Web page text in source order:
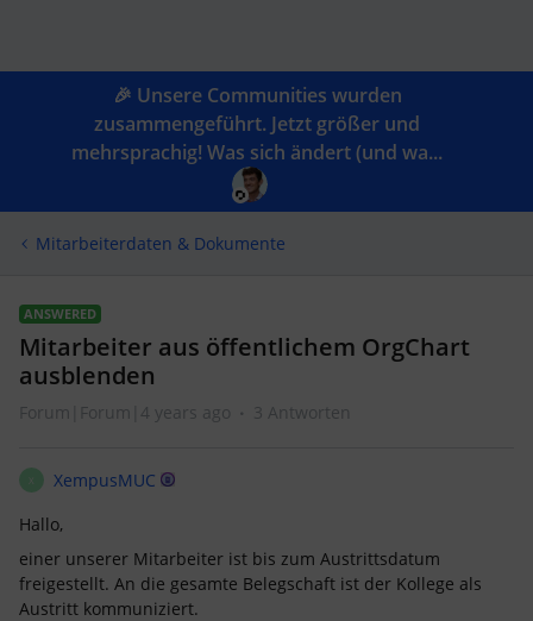
🎉 Unsere Communities wurden
zusammengeführt. Jetzt größer und
mehrsprachig! Was sich ändert (und wa...
Mitarbeiterdaten & Dokumente
ANSWERED
Mitarbeiter aus öffentlichem OrgChart
ausblenden
Forum|Forum|4 years ago 3 Antworten
X
XempusMUC
Hallo,
einer unserer Mitarbeiter ist bis zum Austrittsdatum
freigestellt. An die gesamte Belegschaft ist der Kollege als
Austritt kommuniziert.